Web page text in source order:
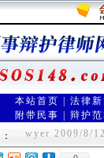
本站首页 法律新
附带民事
辩护范
：
济南刑事辩护
wyer 2009/8/
网络实名：济